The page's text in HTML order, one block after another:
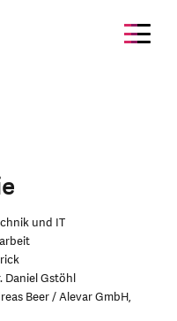
und IT
Daniel Gstöhl
Beer / Alevar GmbH,